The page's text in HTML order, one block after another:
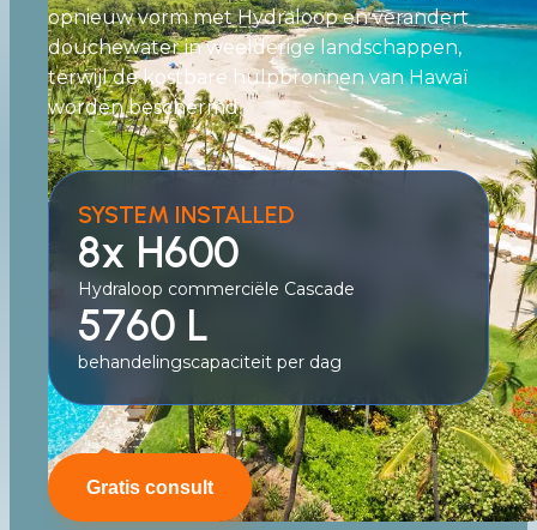
opnieuw vorm met Hydraloop en verandert
douchewater in weelderige landschappen,
terwijl de kostbare hulpbronnen van Hawaï
worden beschermd.
SYSTEM INSTALLED
8x H600
Hydraloop commerciële Cascade
5760 L
behandelingscapaciteit per dag
Gratis consult